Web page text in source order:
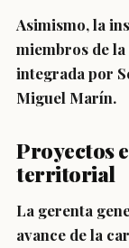
Asimismo, la
miembros de la
integrada por
Miguel Marín.
Proyectos
territorial
La gerenta
avance de la